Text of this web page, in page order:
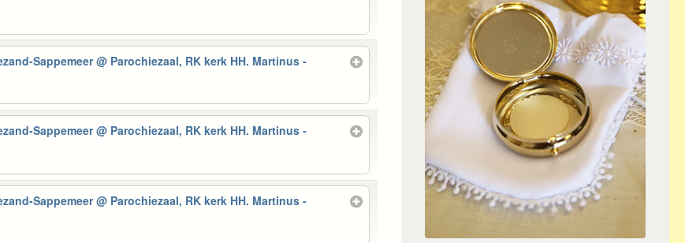
Sappemeer@ Parochiezaal, RK kerk HH. Martinus -
Sappemeer@ Parochiezaal, RK kerk HH. Martinus -
Sappemeer@ Parochiezaal, RK kerk HH. Martinus -